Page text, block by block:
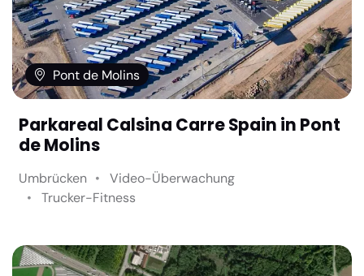
Pont de Molins
Parkareal Calsina Carre Spain in Pont
de Molins
Umbrücken
Video-Überwachung
Trucker-Fitness